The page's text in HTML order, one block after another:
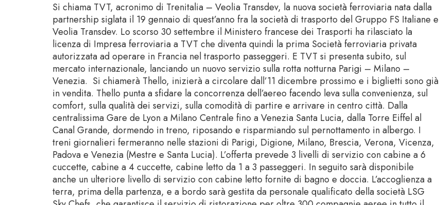
Si chiama TVT, acronimo di Trenitalia – Veolia Transdev, la nuova società ferroviaria nata dalla
partnership siglata il 19 gennaio di quest’anno fra la società di trasporto del Gruppo FS Italiane e
Veolia Transdev. Lo scorso 30 settembre il Ministero francese dei Trasporti ha rilasciato la
licenza di Impresa ferroviaria a TVT che diventa quindi la prima Società ferroviaria privata
autorizzata ad operare in Francia nel trasporto passeggeri. E TVT si presenta subito, sul
mercato internazionale, lanciando un nuovo servizio sulla rotta notturna Parigi – Milano –
Venezia. Si chiamerà Thello, inizierà a circolare dall’11 dicembre prossimo e i biglietti sono già
in vendita. Thello punta a sfidare la concorrenza dell’aereo facendo leva sulla convenienza, sul
comfort, sulla qualità dei servizi, sulla comodità di partire e arrivare in centro città. Dalla
centralissima Gare de Lyon a Milano Centrale fino a Venezia Santa Lucia, dalla Torre Eiffel al
Canal Grande, dormendo in treno, riposando e risparmiando sul pernottamento in albergo. I
treni giornalieri fermeranno nelle stazioni di Parigi, Digione, Milano, Brescia, Verona, Vicenza,
Padova e Venezia (Mestre e Santa Lucia). L’offerta prevede 3 livelli di servizio con cabine a 6
cuccette, cabine a 4 cuccette, cabine letto da 1 a 3 passeggeri. In seguito sarà disponibile
anche un ulteriore livello di servizio con cabine letto fornite di bagno e doccia. L’accoglienza a
terra, prima della partenza, e a bordo sarà gestita da personale qualificato della società LSG